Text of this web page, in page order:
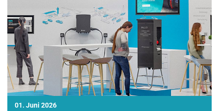
01. Juni 2026